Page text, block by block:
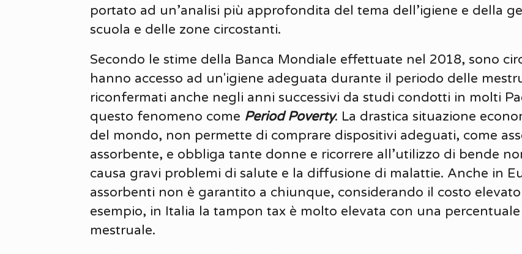
portato ad un’analisi più approfondita del tema dell’igiene e della
scuola e delle zone circostanti.
Secondo le stime della Banca Mondiale effettuate nel 2018, sono
hanno accesso ad un'igiene adeguata durante il periodo delle
riconfermati anche negli anni successivi da studi condotti in molti
questo fenomeno come Period Poverty. La drastica situazione
del mondo, non permette di comprare dispositivi adeguati, come
assorbente, e obbliga tante donne e ricorrere all’utilizzo di bende
causa gravi problemi di salute e la diffusione di malattie. Anche in
assorbenti non è garantito a chiunque, considerando il costo
esempio, in Italia la tampon tax è molto elevata con una
mestruale.